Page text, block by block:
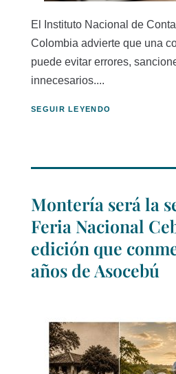
El Instituto Nacional de
Colombia advierte que una
puede evitar errores,
innecesarios....
SEGUIR LEYENDO
Montería será la
Feria Nacional
edición que
años de Asocebú